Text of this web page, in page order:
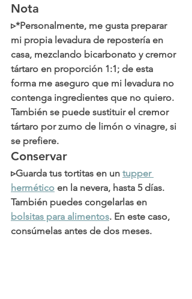
Nota
▹*Personalmente, me gusta preparar
mi propia levadura de repostería en
casa, mezclando bicarbonato y cremor
tártaro en proporción 1:1; de esta
forma me aseguro que mi levadura no
contenga ingredientes que no quiero.
También se puede sustituir el cremor
tártaro por zumo de limón o vinagre, si
se prefiere.
Conservar
▹Guarda tus tortitas en un tupper
hermético en la nevera, hasta 5 días.
También puedes congelarlas en
bolsitas para alimentos. En este caso,
consúmelas antes de dos meses.